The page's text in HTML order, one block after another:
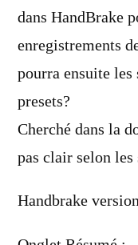
dans HandBrake
enregistrements
pourra ensuite les
presets?
Cherché dans la
pas clair selon
Handbrake